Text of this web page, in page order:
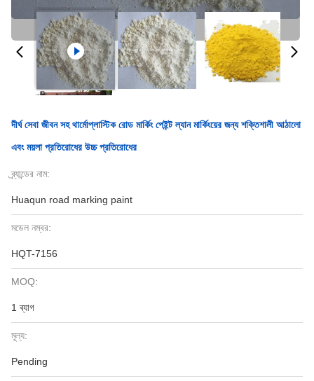
দীর্ঘ সেবা জীবন সহ থার্মোপ্লাস্টিক রোড মার্কিং পেইন্ট ল্যান মার্কিংয়ের জন্য শক্তিশালী আঠালো
এবং ময়লা প্রতিরোধের উচ্চ প্রতিরোধের
ব্র্যান্ডের নাম:
Huaqun road marking paint
মডেল নম্বর:
HQT-7156
MOQ:
1 ব্যাগ
মূল্য:
Pending